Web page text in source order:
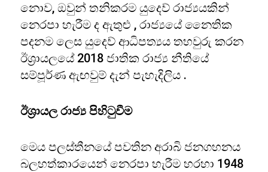
නොව, ඔවුන් තනිකරම යුදෙව් රාජ්‍යයකින්
නෙරපා හැරීම ද ඇතුළු , රාජ්‍යයේ නෛතික
පදනම ලෙස යුදෙව් ආධිපත්‍යය තහවුරු කරන
ඊශ්‍රායලයේ 2018 ජාතික රාජ්‍ය නීතියේ
සම්පූර්ණ ඇඟවුම් දැන් පැහැදිලිය .
ඊශ්‍රායල රාජ්‍ය පිහිටුවීම
මෙය පලස්තීනයේ පවතින අරාබි ජනගහනය
බලහත්කාරයෙන් නෙරපා හැරීම හරහා 1948